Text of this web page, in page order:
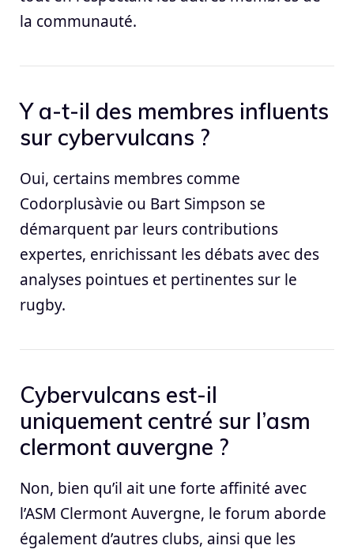
la communauté.
Y a-t-il des membres influents
sur cybervulcans ?
Oui, certains membres comme
Codorplusàvie ou Bart Simpson se
démarquent par leurs contributions
expertes, enrichissant les débats avec des
analyses pointues et pertinentes sur le
rugby.
Cybervulcans est-il
uniquement centré sur l’asm
clermont auvergne ?
Non, bien qu’il ait une forte affinité avec
l’ASM Clermont Auvergne, le forum aborde
également d’autres clubs, ainsi que les